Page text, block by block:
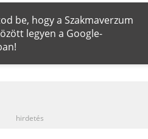
be, hogy a Szakmaverzum
legyen a Google-
hirdetés